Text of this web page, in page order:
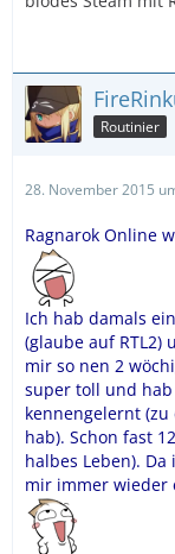
Routinier
28. November 2015
Ragnarok Online
Ich hab damals
(glaube auf RTL2)
mir so nen 2
super toll und
kennengelernt
hab). Schon fast
halbes Leben).
mir immer wieder